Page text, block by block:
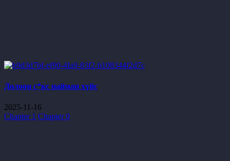
Долоон с*кс найман хүйс
2025-11-16
Chapter 1 Chapter 0